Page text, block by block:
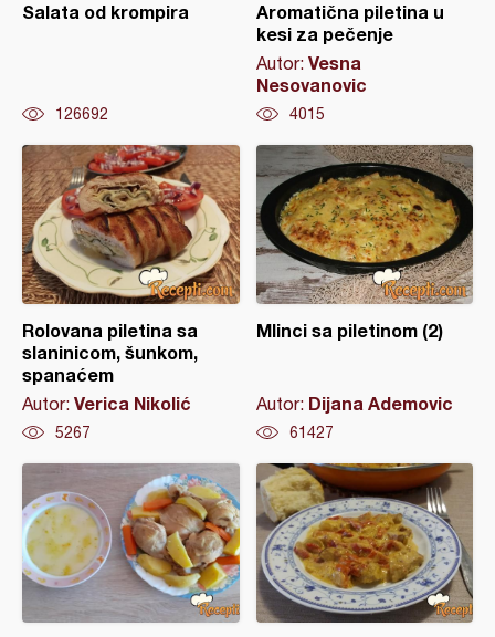
Salata od krompira
126692
Aromatična piletina u
kesi za pečenje
Autor: Vesna
Nesovanovic
4015
Rolovana piletina sa
slaninicom, šunkom,
spanaćem
Autor: Verica Nikolić
5267
Mlinci sa piletinom (2)
Autor: Dijana Ademovic
61427